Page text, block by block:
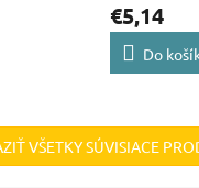
€5,14
Do
VŠETKY SÚVISIACE